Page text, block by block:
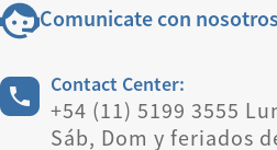
Comunicate con nosotros
Contact Center:
+54 (11) 5199 3555
Sáb, Dom y feriados